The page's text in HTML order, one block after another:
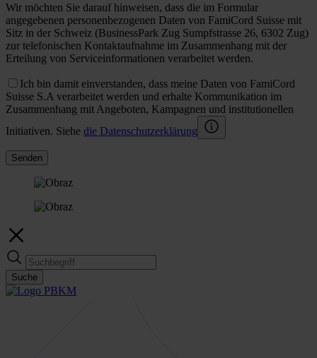
Wir möchten Sie darauf hinweisen, dass die im Formular
angegebenen personenbezogenen Daten von FamiCord Suisse mit
Sitz in der Schweiz (BusinessPark Zug Sumpfstrasse 26, 6302 Zug)
zur telefonischen Kontaktaufnahme im Zusammenhang mit der
Erteilung von Serviceinformationen verarbeitet werden.
Ich bin damit einverstanden, dass meine Daten von FamiCord
Suisse S.A verarbeitet werden und erhalte Kommunikation im
Zusammenhang mit Angeboten, Kampagnen und institutionellen
Initiativen. Siehe die Datenschutzerklärung
Senden
Suche